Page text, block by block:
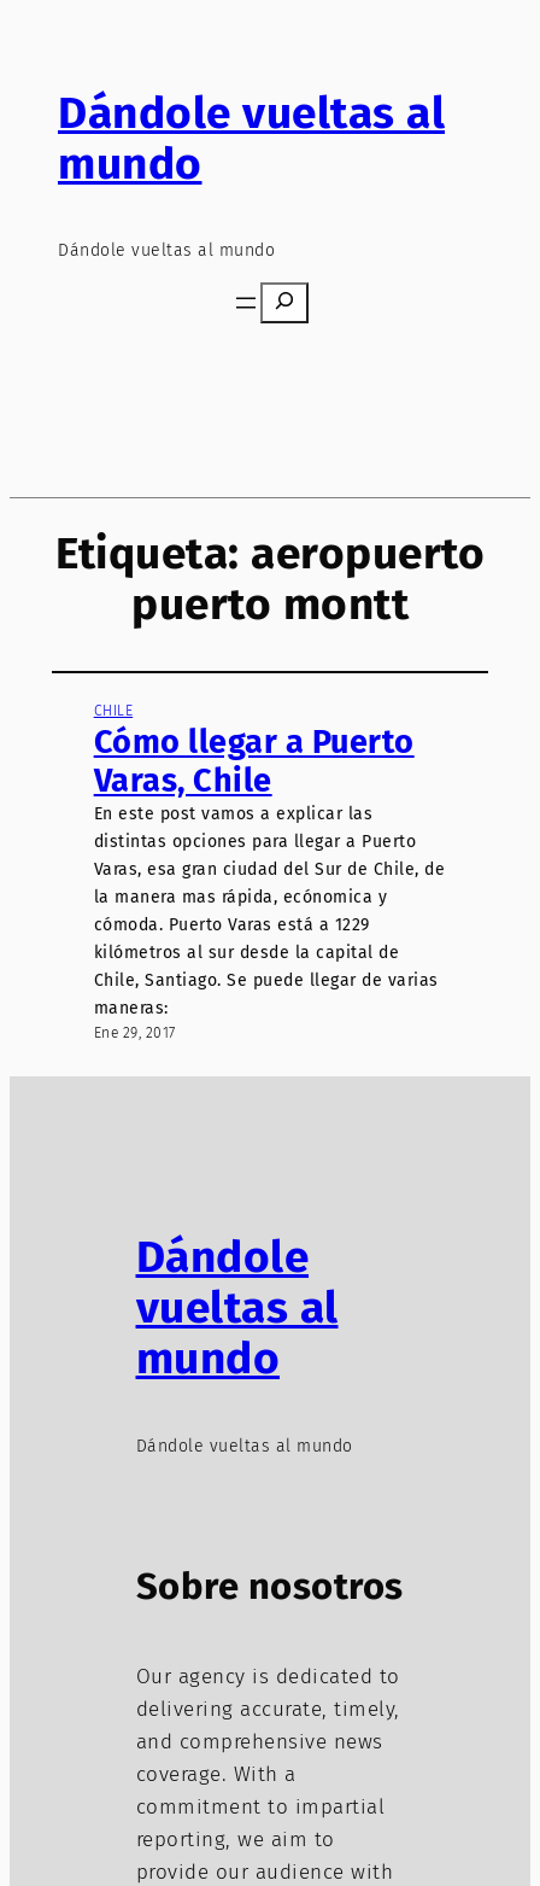
contenido
Dándole vueltas al
mundo
Dándole vueltas al mundo
Search
Etiqueta: aeropuerto
puerto montt
CHILE
Cómo llegar a Puerto
Varas, Chile
En este post vamos a explicar las
distintas opciones para llegar a Puerto
Varas, esa gran ciudad del Sur de Chile, de
la manera mas rápida, ecónomica y
cómoda. Puerto Varas está a 1229
kilómetros al sur desde la capital de
Chile, Santiago. Se puede llegar de varias
maneras:
Ene 29, 2017
Dándole
vueltas al
mundo
Dándole vueltas al mundo
Sobre nosotros
Our agency is dedicated to
delivering accurate, timely,
and comprehensive news
coverage. With a
commitment to impartial
reporting, we aim to
provide our audience with